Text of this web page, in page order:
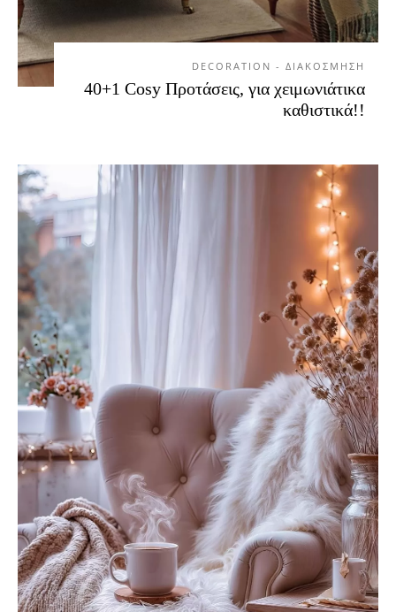
DECORATION - ΔΙΑΚΟΣΜΗΣΗ
40+1 Cosy Προτάσεις, για χειμωνιάτικα
καθιστικά!!